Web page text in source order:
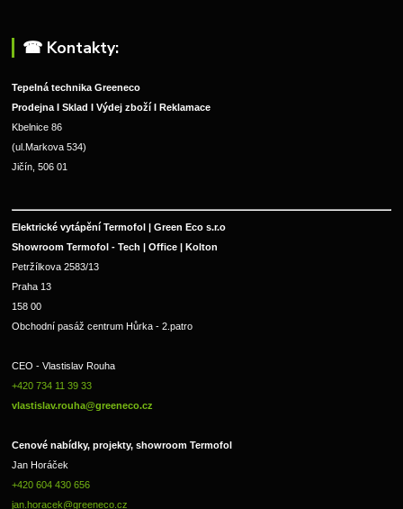
☎︎ Kontakty:
Tepelná technika Greeneco
Prodejna I Sklad I Výdej zboží I Reklamace
Kbelnice 86
(ul.Markova 534)
Jičín, 506 01
Elektrické vytápění Termofol | Green Eco s.r.o
Showroom Termofol - Tech | Office | Kolton
Petržílkova 2583/13
Praha 13
158 00
Obchodní pasáž centrum Hůrka - 2.patro
CEO - Vlastislav Rouha
+420 734 11 39 33
vlastislav.rouha@greeneco.cz
Cenové nabídky, projekty, showroom Termofol
Jan Horáček
+420 604 430 656
jan.horacek@greeneco.cz